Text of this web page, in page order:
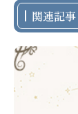
関連記事